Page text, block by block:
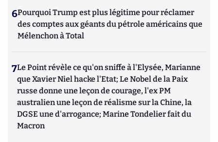
6Pourquoi Trump est plus légitime pour réclamer
des comptes aux géants du pétrole américains que
Mélenchon à Total
7Le Point révèle ce qu'on sniffe à l'Elysée, Marianne
que Xavier Niel hacke l'Etat; Le Nobel de la Paix
russe donne une leçon de courage, l'ex PM
australien une leçon de réalisme sur la Chine, la
DGSE une d'arrogance; Marine Tondelier fait du
Macron